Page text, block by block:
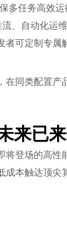
多任务高效运
、自动化运
可定制专属
同类配置产
来已来
登场的高
本触达顶尖